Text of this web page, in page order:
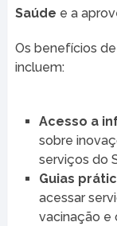
Saúde e a
Os benefícios
incluem:
Acesso a
sobre
serviços do
Guias
acessar
vacinação e